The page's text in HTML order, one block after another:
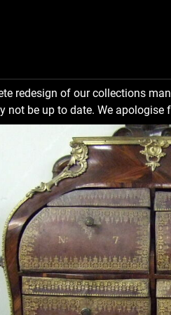
redesign of our collections
not be up to date. We